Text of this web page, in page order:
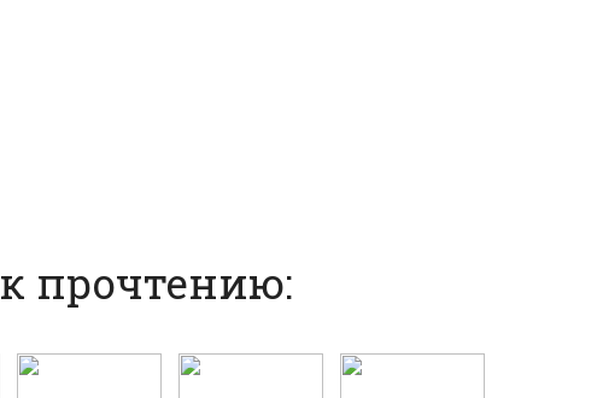
прочтению: